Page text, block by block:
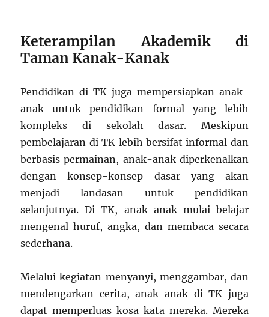
Keterampilan Akademik di
Taman Kanak-Kanak
Pendidikan di TK juga mempersiapkan anak-
anak untuk pendidikan formal yang lebih
kompleks di sekolah dasar. Meskipun
pembelajaran di TK lebih bersifat informal dan
berbasis permainan, anak-anak diperkenalkan
dengan konsep-konsep dasar yang akan
menjadi landasan untuk pendidikan
selanjutnya. Di TK, anak-anak mulai belajar
mengenal huruf, angka, dan membaca secara
sederhana.
Melalui kegiatan menyanyi, menggambar, dan
mendengarkan cerita, anak-anak di TK juga
dapat memperluas kosa kata mereka. Mereka